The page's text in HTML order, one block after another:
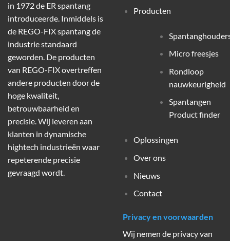
in 1972 de ER spantang
introduceerde. Inmiddels is
de REGO-FIX spantang de
industrie standaard
geworden. De producten
van REGO-FIX overtreffen
andere producten door de
hoge kwaliteit,
betrouwbaarheid en
precisie. Wij leveren aan
klanten in dynamische
hightech industrieën waar
repeterende precisie
gevraagd wordt.
Producten
Micro freesjes
Rondloop
nauwkeurigheid
Spantangen
Product finder
Oplossingen
Over ons
Nieuws
Contact
Privacy en voorwaarden
Wij nemen de privacy van